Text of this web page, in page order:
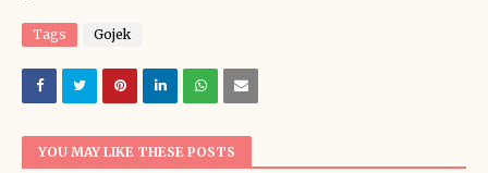
Tags Gojek
YOU MAY LIKE THESE POSTS